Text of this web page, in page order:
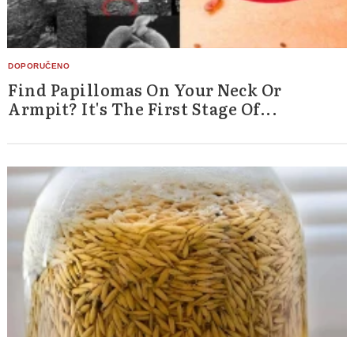
Find Papillomas On Your Neck Or
Armpit? It's The First Stage Of...